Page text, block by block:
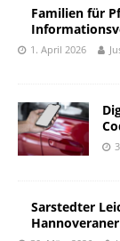
Familien für
1. April 2026
Sarstedter